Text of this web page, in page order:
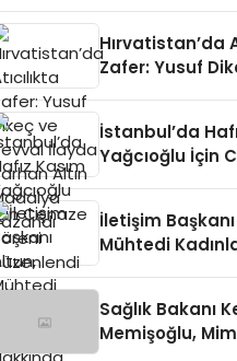
Hırvatistan’da
Zafer: Yusuf
İstanbul’da
Yağcıoğlu İçin
İletişim
Mühtedi
Sağlık Bakanı
Memişoğlu,